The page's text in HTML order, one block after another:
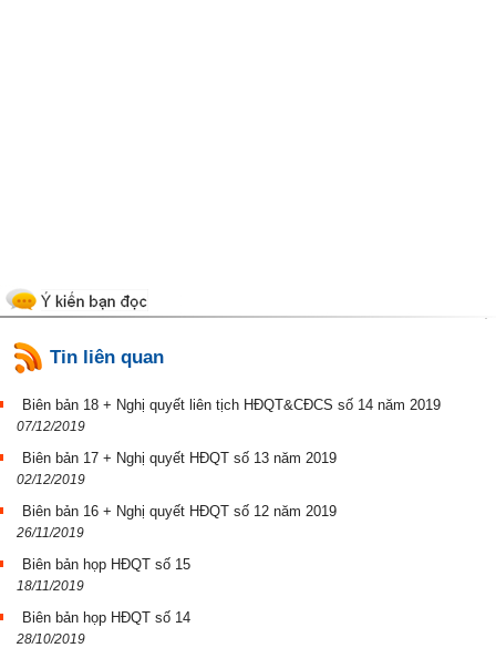
Tin liên quan
Biên bản 18 + Nghị quyết liên tịch HĐQT&CĐCS số 14 năm 2019
07/12/2019
Biên bản 17 + Nghị quyết HĐQT số 13 năm 2019
02/12/2019
Biên bản 16 + Nghị quyết HĐQT số 12 năm 2019
26/11/2019
Biên bản họp HĐQT số 15
18/11/2019
Biên bản họp HĐQT số 14
28/10/2019
Quyết định số: Số 2324/QĐ-UBND